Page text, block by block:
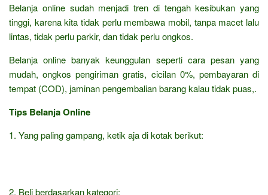
Belanja online sudah menjadi tren di tengah kesibukan yang
tinggi, karena kita tidak perlu membawa mobil, tanpa macet lalu
lintas, tidak perlu parkir, dan tidak perlu ongkos.
Belanja online banyak keunggulan seperti cara pesan yang
mudah, ongkos pengiriman gratis, cicilan 0%, pembayaran di
tempat (COD), jaminan pengembalian barang kalau tidak puas,.
Tips Belanja Online
1. Yang paling gampang, ketik aja di kotak berikut:
2. Beli berdasarkan kategori: